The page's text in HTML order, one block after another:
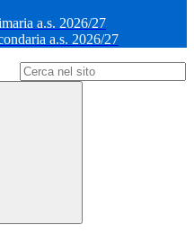
a.s. 2026/27
a.s. 2026/27